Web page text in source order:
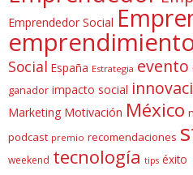
Emprendedor Social
Social España Estrategia evento
ganador impacto social
Marketing Motivación México
podcast premio recomendaciones
weekend tecnología tips éxito